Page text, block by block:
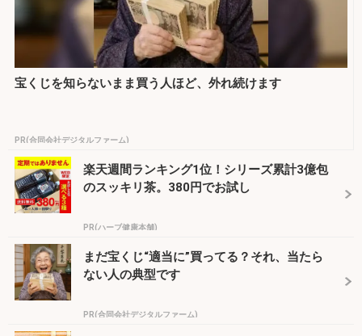
宝くじを知らないまま買う人ほど、外れ続けます
PR(合同会社デジタルファーム)
楽天週間ランキング1位！シリーズ累計3億包
のスッキリ茶。380円でお試し
PR(ハーブ健康本舗)
まだ宝くじ“適当に”買ってる？それ、当たら
ない人の典型です
PR(合同会社デジタルファーム)